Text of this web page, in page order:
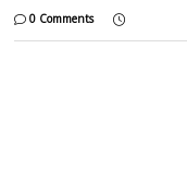
0 Comments